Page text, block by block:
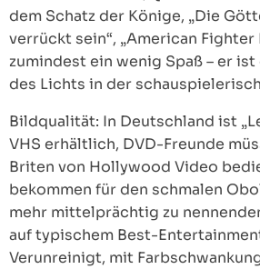
dem Schatz der Könige, „Die
verrückt sein“, „American Fighter
zumindest ein wenig Spaß – er
des Lichts in der
Bildqualität: In Deutschland ist
VHS erhältlich, DVD-Freunde
Briten von Hollywood Video
bekommen für den schmalen
mehr mittelprächtig zu
auf typischem Best-
Verunreinigt, mit